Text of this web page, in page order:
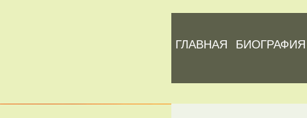
ГЛАВНАЯ БИОГРАФИЯ